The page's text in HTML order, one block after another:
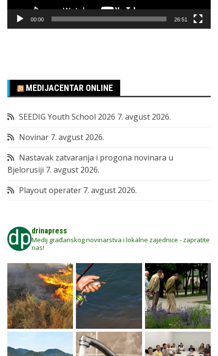
00:00 26:51
MEDIJACENTAR ONLINE
SEEDIG Youth School 2026 7. avgust 2026.
Novinar 7. avgust 2026.
Nastavak zatvaranja i progona novinara u
Bjelorusiji 7. avgust 2026.
Playout operater 7. avgust 2026.
drinapress
Medij građanskog novinarstva i lokalne zajednice - zapratite
nas!